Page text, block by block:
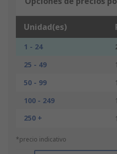
Unidad(es)
1 - 24
25 - 49
50 - 99
100 - 249
250 +
*precio indicativo